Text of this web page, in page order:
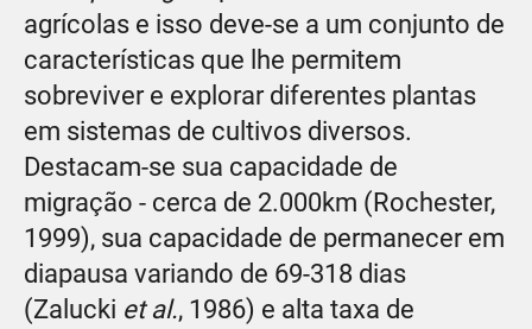
agrícolas e isso deve-se a um conjunto de
características que lhe permitem
sobreviver e explorar diferentes plantas
em sistemas de cultivos diversos.
Destacam-se sua capacidade de
migração - cerca de 2.000km (Rochester,
1999), sua capacidade de permanecer em
diapausa variando de 69-318 dias
(Zalucki et al., 1986) e alta taxa de